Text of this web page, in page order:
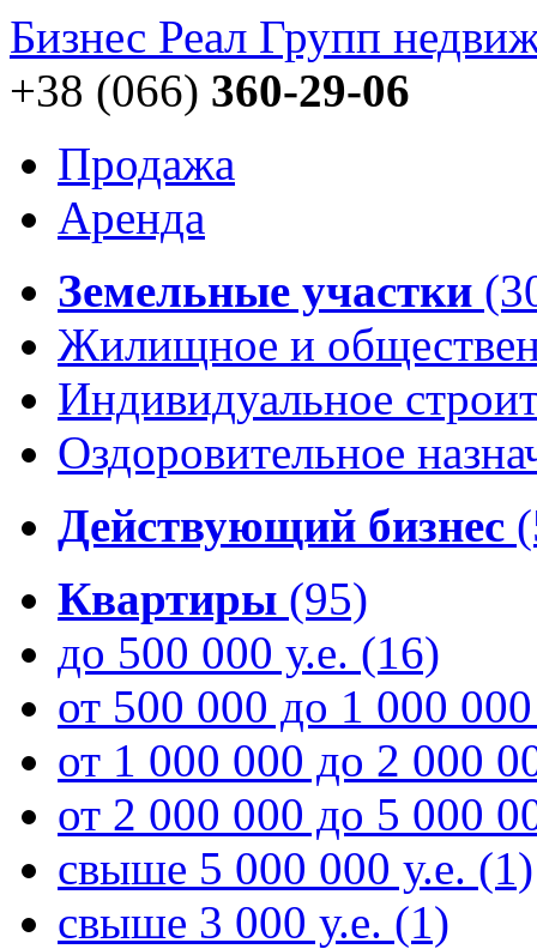
Бизнес Реал Групп
+38 (066) 360-29-06
Продажа
Аренда
Земельные участки
Жилищное и
Индивидуальное
Оздоровительное
Действующий бизнес
Квартиры (95)
до 500 000 у.е. (16)
от 500 000 до 1 000
от 1 000 000 до 2 000
от 2 000 000 до 5 000
свыше 5 000 000 у.е. (1)
свыше 3 000 у.е. (1)